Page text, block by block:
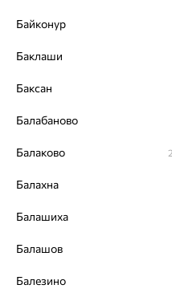
Байконур
Баклаши
Баксан
Балабаново
Балаково
Балахна
Балашиха
Балашов
Балезино